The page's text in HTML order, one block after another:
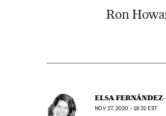
Ron
ELSA
NOV27, 2020 - 18:32 EST